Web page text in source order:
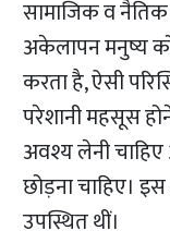
सामाजिक व नैतिक
अकेलापन मनुष्य
करता है, ऐसी
परेशानी महसूस
अवश्य लेनी
छोड़ना चाहिए।
उपस्थित थीं।